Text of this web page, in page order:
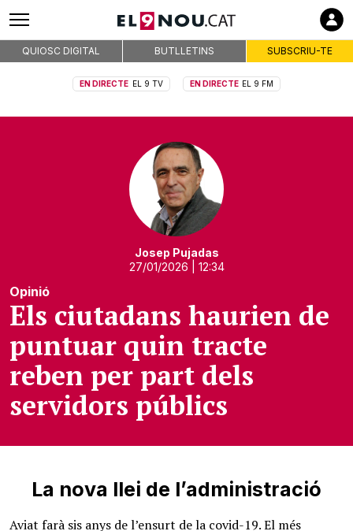
QUIOSC DIGITAL BUTLLETINS SUBSCRIU-TE
EN DIRECTE EL 9 TV EN DIRECTE EL 9 FM
Josep Pujadas
27/01/2026 | 12:34
Opinió
Els ciutadans haurien de
puntuar quin tracte
reben per part dels
servidors públics
La nova llei de l’administració
Aviat farà sis anys de l’ensurt de la covid-19. El més